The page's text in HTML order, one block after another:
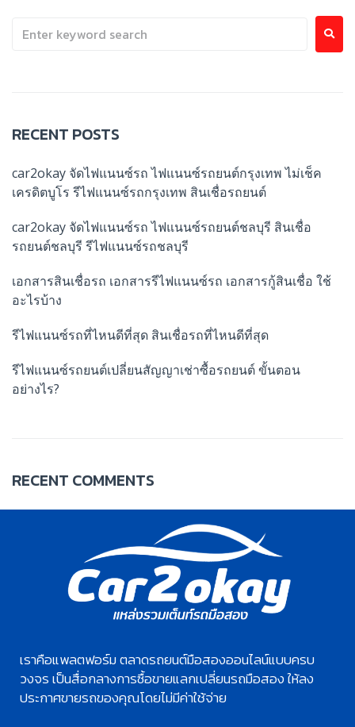
RECENT POSTS
car2okay จัดไฟแนนซ์รถ ไฟแนนซ์รถยนต์กรุงเทพ ไม่เช็ค
เครดิตบูโร รีไฟแนนซ์รถกรุงเทพ สินเชื่อรถยนต์
car2okay จัดไฟแนนซ์รถ ไฟแนนซ์รถยนต์ชลบุรี สินเชื่อ
รถยนต์ชลบุรี รีไฟแนนซ์รถชลบุรี
เอกสารสินเชื่อรถ เอกสารรีไฟแนนซ์รถ เอกสารกู้สินเชื่อ ใช้
อะไรบ้าง
รีไฟแนนซ์รถที่ไหนดีที่สุด สินเชื่อรถที่ไหนดีที่สุด
รีไฟแนนซ์รถยนต์เปลี่ยนสัญญาเช่าซื้อรถยนต์ ขั้นตอน
อย่างไร?
RECENT COMMENTS
เราคือแพลตฟอร์ม ตลาดรถยนต์มือสองออนไลน์แบบครบ
วงจร เป็นสื่อกลางการซื้อขายแลกเปลี่ยนรถมือสอง ให้ลง
ประกาศขายรถของคุณโดยไม่มีค่าใช้จ่าย